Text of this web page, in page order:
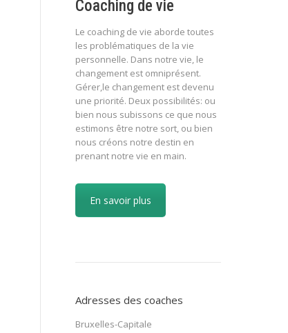
Coaching de vie
Le coaching de vie aborde toutes
les problématiques de la vie
personnelle. Dans notre vie, le
changement est omniprésent.
Gérer,le changement est devenu
une priorité. Deux possibilités: ou
bien nous subissons ce que nous
estimons être notre sort, ou bien
nous créons notre destin en
prenant notre vie en main.
En savoir plus
Adresses des coaches
Bruxelles-Capitale